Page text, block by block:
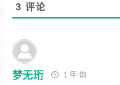
3 评论
梦无珩 1 年 前